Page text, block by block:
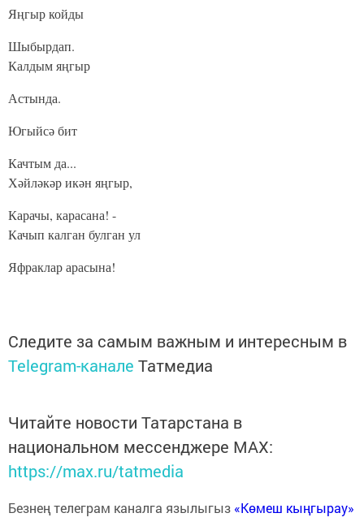
Яңгыр койды
Шыбырдап.
Калдым яңгыр
Астында.
Югыйсә бит
Качтым да...
Хәйләкәр икән яңгыр,
Карачы, карасана! -
Качып калган булган ул
Яфраклар арасына!
Следите за самым важным и интересным в
Telegram-канале Татмедиа
Читайте новости Татарстана в
национальном мессенджере MАХ:
https://max.ru/tatmedia
Безнең телеграм каналга язылыгыз «Көмеш кыңгырау»